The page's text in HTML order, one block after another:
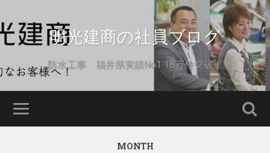
明光建商の社員ブログ
防水工事 福井県実績No1 18万件突破！
MONTH